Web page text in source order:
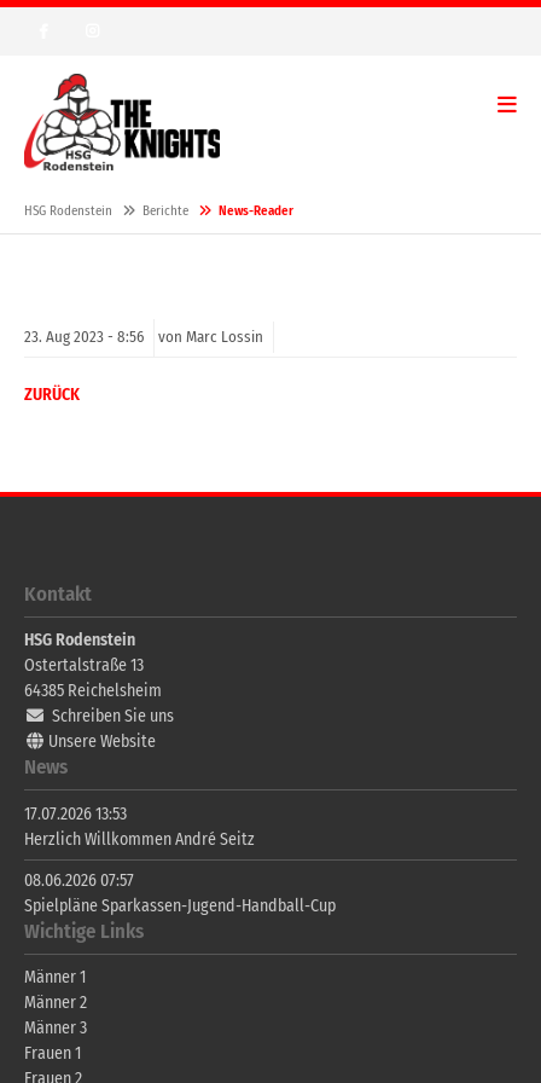
HSG Rodenstein Berichte News-Reader
23. Aug 2023 - 8:56 von Marc Lossin
ZURÜCK
Kontakt
HSG Rodenstein
Ostertalstraße 13
64385 Reichelsheim
Schreiben Sie uns
Unsere Website
News
17.07.2026 13:53
Herzlich Willkommen André Seitz
08.06.2026 07:57
Spielpläne Sparkassen-Jugend-Handball-Cup
Wichtige Links
Männer 1
Männer 2
Männer 3
Frauen 1